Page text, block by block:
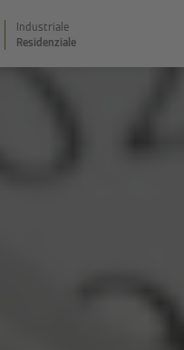
Industriale
Residenziale